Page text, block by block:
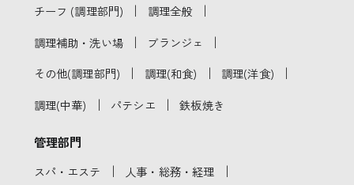
チーフ (調理部門) ｜ 調理全般 ｜
調理補助・洗い場 ｜ ブランジェ ｜
その他(調理部門) ｜ 調理(和食) ｜ 調理(洋食) ｜
調理(中華) ｜ パテシエ ｜ 鉄板焼き
管理部門
スパ・エステ ｜ 人事・総務・経理 ｜